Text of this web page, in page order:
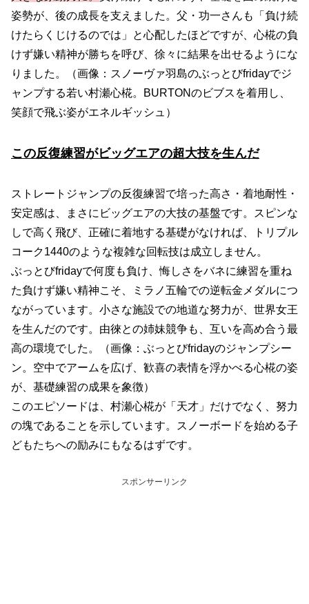
姿勢が、後の成長を支えました。父・功一さんも「負け続
けたらくじけるのでは」と心配したほどですが、心椛の負
けず嫌い精神が勝ちを呼び、徐々に結果を出せるようにな
りました。（画像：スノーヴァ羽島のぶっとびfridayでジ
ャンプする若い村瀬心椛。BURTONのビブスを着用し、
笑顔で飛ぶ姿がエネルギッシュ）
この反復練習がビッグエアの超大技を生んだ
ストレートジャンプの反復練習で培った高さ・着地耐性・
安定感は、まさにビッグエアの大技の基盤です。スピンな
しで高く飛び、正確に着地する基礎がなければ、トリプル
コーク1440のような複雑な回転技は成立しません。
ぶっとびfridayで何度も負け、悔しさをバネに練習を重ね
た負けず嫌い精神こそ、ミラノ五輪での逆転金メダルにつ
ながっています。小さな施設での地道な努力が、世界女王
を生んだのです。由徠との姉妹競争も、互いを高め合う最
高の環境でした。（画像：ぶっとびfridayのジャンプシー
ン。空中でアームを広げ、歓喜の表情を浮かべる心椛の姿
が、基礎練習の成果を象徴）
このエピソードは、村瀬心椛が「天才」だけでなく、努力
の塊であることを示しています。スノーボードを始める子
どもたちへの励みにもなるはずです。
スポンサーリンク